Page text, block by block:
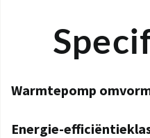
Warmtepomp
Energie-